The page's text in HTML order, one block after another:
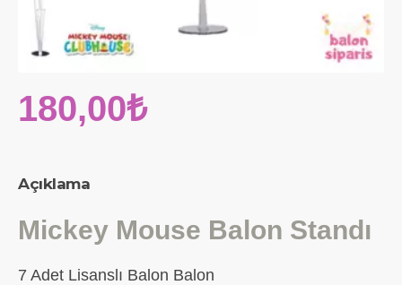
Açıklama
Mickey Mouse Balon Standı
7 Adet Lisanslı Balon Balon
180,00₺